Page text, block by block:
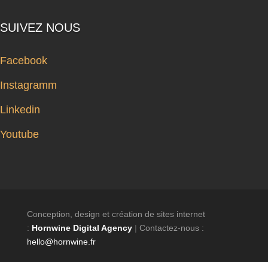
SUIVEZ NOUS
Facebook
Instagramm
Linkedin
Youtube
Conception, design et création de sites internet
: Hornwine Digital Agency | Contactez-nous :
hello@hornwine.fr